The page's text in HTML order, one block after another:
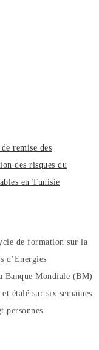
remise des
des risques du
en Tunisie
de formation sur la
d’Energies
Banque Mondiale (BM)
étalé sur six semaines
personnes.